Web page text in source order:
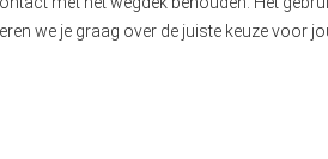
we je graag over de juiste keuze voor